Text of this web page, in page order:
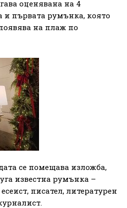
оценявана на 4
и първата румънка, която
на плаж по
се помещава изложба,
известна румънка –
писател, литературен